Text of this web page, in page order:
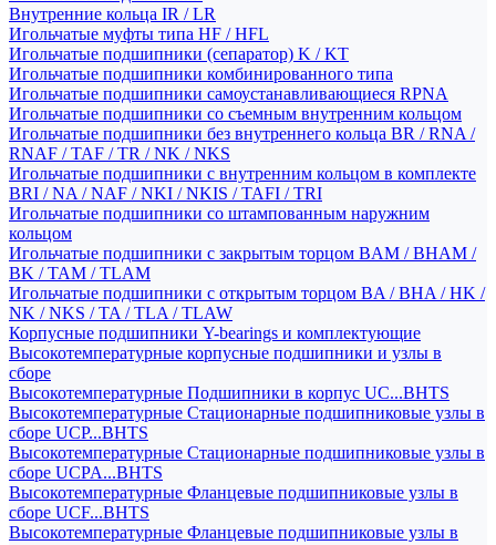
Внутренние кольца IR / LR
Игольчатые муфты типа HF / HFL
Игольчатые подшипники (сепаратор) K / KT
Игольчатые подшипники комбинированного типа
Игольчатые подшипники самоустанавливающиеся RPNA
Игольчатые подшипники со съемным внутренним кольцом
Игольчатые подшипники без внутреннего кольца BR / RNA /
RNAF / TAF / TR / NK / NKS
Игольчатые подшипники с внутренним кольцом в комплекте
BRI / NA / NAF / NKI / NKIS / TAFI / TRI
Игольчатые подшипники со штампованным наружним
кольцом
Игольчатые подшипники с закрытым торцом BAM / BHAM /
BK / TAM / TLAM
Игольчатые подшипники с открытым торцом BA / BHA / HK /
NK / NKS / TA / TLA / TLAW
Корпусные подшипники Y-bearings и комплектующие
Высокотемпературные корпусные подшипники и узлы в
сборе
Высокотемпературные Подшипники в корпус UC...BHTS
Высокотемпературные Стационарные подшипниковые узлы в
сборе UCP...BHTS
Высокотемпературные Стационарные подшипниковые узлы в
сборе UCPA...BHTS
Высокотемпературные Фланцевые подшипниковые узлы в
сборе UCF...BHTS
Высокотемпературные Фланцевые подшипниковые узлы в